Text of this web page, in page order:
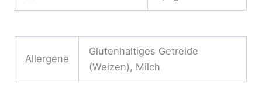
Allergene
Glutenhaltiges Getreide
(Weizen), Milch